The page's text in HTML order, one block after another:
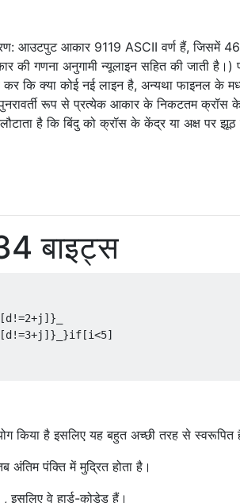
आउटपुट आकार 9119 ASCII वर्ण हैं, जिसमें 46
गणना अनुगामी न्यूलाइन सहित की जाती है।)
कर कि क्या कोई नई लाइन है, अन्यथा फाइनल के
रूप से प्रत्येक आकार के निकटतम क्रॉस
है कि बिंदु को क्रॉस के केंद्र या अक्ष पर झूठ
बाइट्स
किया है इसलिए यह बहुत अच्छी तरह से स्वरूपित
अंतिम पंक्ति में मुद्रित होता है।
इसलिए वे हार्ड-कोडेड हैं।